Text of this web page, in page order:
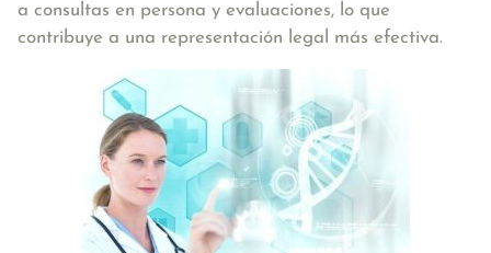
a consultas en persona y evaluaciones, lo que
contribuye a una representación legal más efectiva.